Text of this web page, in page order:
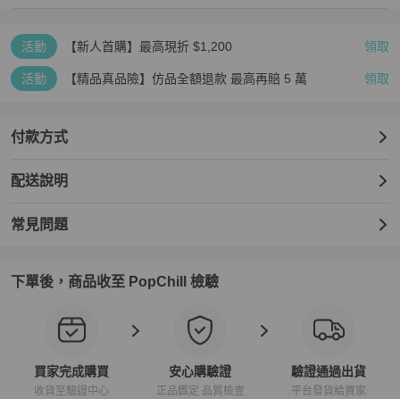
活動 【新人首購】最高現折 $1,200 領取
活動 【精品真品險】仿品全額退款 最高再賠 5 萬 領取
付款方式
配送說明
常見問題
下單後，商品收至 PopChill 檢驗
買家完成購買
收貨至驗證中心
安心購驗證
正品鑑定 品質檢查
驗證通過出貨
平台發貨給買家